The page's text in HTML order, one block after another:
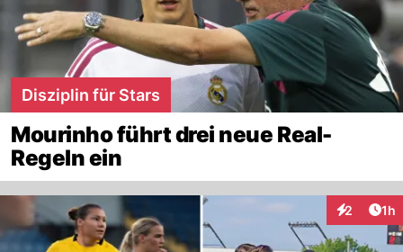
Disziplin für Stars
Mourinho führt drei neue Real-
Regeln ein
2 1h